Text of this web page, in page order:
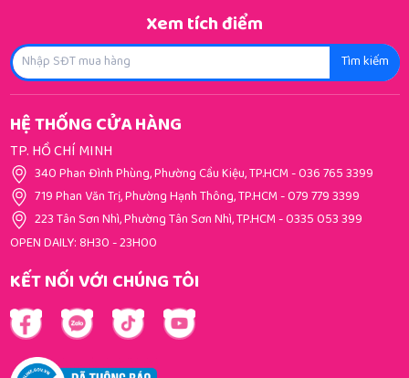
Xem tích điểm
Tìm kiếm
HỆ THỐNG CỬA HÀNG
TP. HỒ CHÍ MINH
340 Phan Đình Phùng, Phường Cầu Kiệu, TP.HCM-036 765 3399
719 Phan Văn Trị, Phường Hạnh Thông, TP.HCM-079 779 3399
223 Tân Sơn Nhì, Phường Tân Sơn Nhì, TP.HCM-0335 053 399
OPEN DAILY: 8H30 - 23H00
KẾT NỐI VỚI CHÚNG TÔI